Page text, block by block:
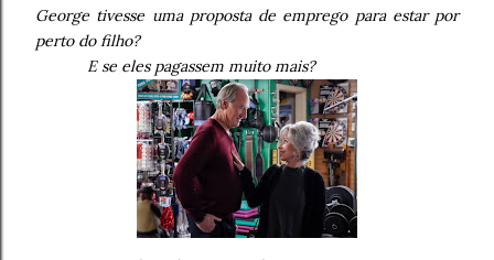
George tivesse uma proposta de emprego para estar por
perto do filho?
E se eles pagassem muito mais?